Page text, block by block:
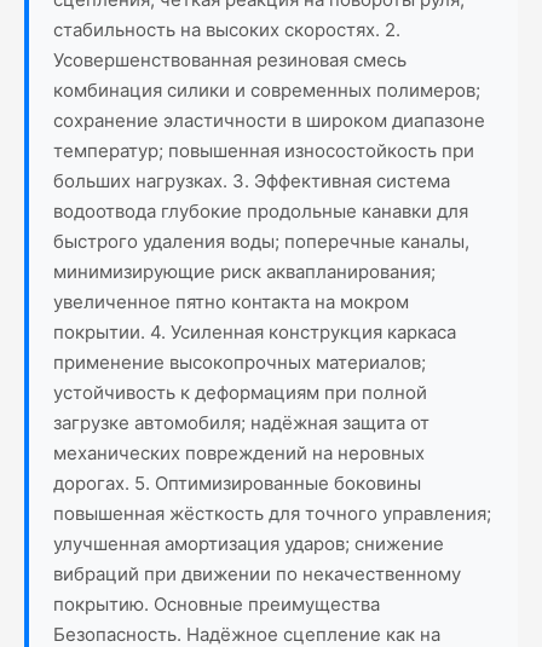
стабильность на высоких скоростях. 2.
Усовершенствованная резиновая смесь
комбинация силики и современных полимеров;
сохранение эластичности в широком диапазоне
температур; повышенная износостойкость при
больших нагрузках. 3. Эффективная система
водоотвода глубокие продольные канавки для
быстрого удаления воды; поперечные каналы,
минимизирующие риск аквапланирования;
увеличенное пятно контакта на мокром
покрытии. 4. Усиленная конструкция каркаса
применение высокопрочных материалов;
устойчивость к деформациям при полной
загрузке автомобиля; надёжная защита от
механических повреждений на неровных
дорогах. 5. Оптимизированные боковины
повышенная жёсткость для точного управления;
улучшенная амортизация ударов; снижение
вибраций при движении по некачественному
покрытию. Основные преимущества
Безопасность. Надёжное сцепление как на